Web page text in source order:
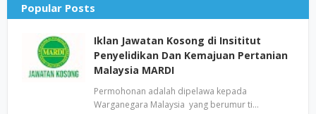
Popular Posts
Iklan Jawatan Kosong di Insititut
Penyelidikan Dan Kemajuan Pertanian
Malaysia MARDI
Permohonan adalah dipelawa kepada
Warganegara Malaysia yang berumur ti…